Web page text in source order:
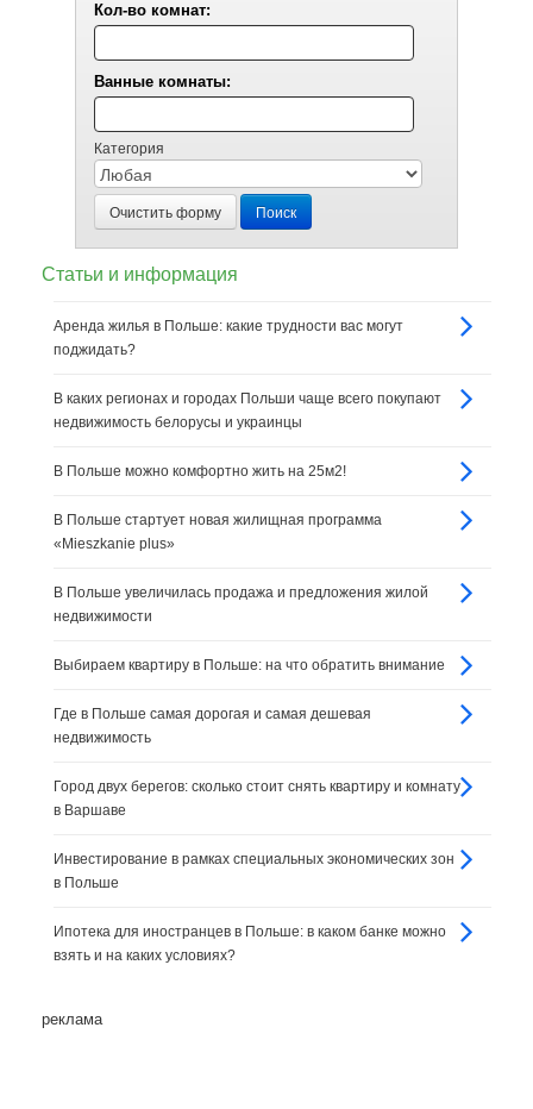
Кол-во комнат:
Ванные комнаты:
Категория
Очистить форму Поиск
Статьи и информация
Аренда жилья в Польше: какие трудности вас могут
поджидать?
В каких регионах и городах Польши чаще всего покупают
недвижимость белорусы и украинцы
В Польше можно комфортно жить на 25м2!
В Польше стартует новая жилищная программа
«Mieszkanie plus»
В Польше увеличилась продажа и предложения жилой
недвижимости
Выбираем квартиру в Польше: на что обратить внимание
Где в Польше самая дорогая и самая дешевая
недвижимость
Город двух берегов: сколько стоит снять квартиру и комнату
в Варшаве
Инвестирование в рамках специальных экономических зон
в Польше
Ипотека для иностранцев в Польше: в каком банке можно
взять и на каких условиях?
реклама